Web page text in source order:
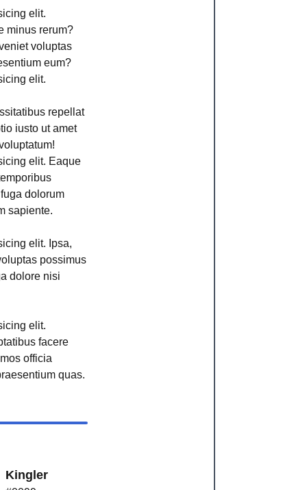
elit.
minus rerum?
voluptas
eum?
elit.
repellat
iusto ut amet
elit. Eaque
dolorum
sapiente.
elit. Ipsa,
possimus
dolore nisi
elit.
facere
officia
quas.
Kingler